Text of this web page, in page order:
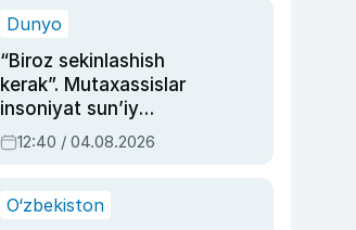
Dunyo
“Biroz sekinlashish
kerak”. Mutaxassislar
insoniyat sun’iy
intellektni boshqara
olmay qolishidan xavotir
12:40 / 04.08.2026
O‘zbekiston